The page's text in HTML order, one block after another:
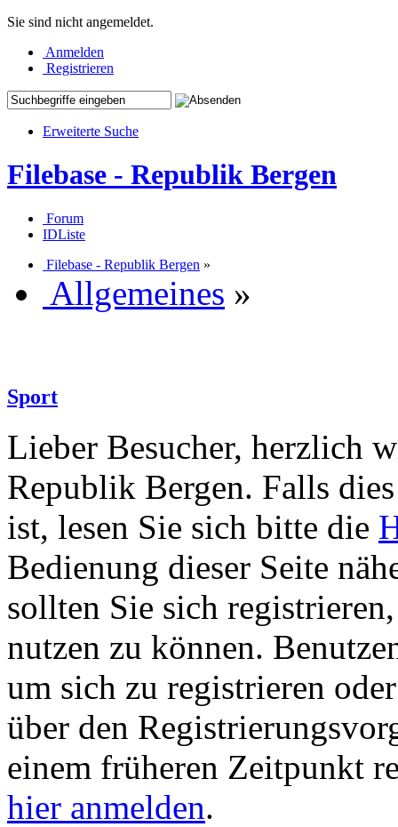
Sie sind nicht angemeldet.
Anmelden
Registrieren
Erweiterte Suche
Filebase - Republik Bergen
Forum
IDListe
Filebase - Republik Bergen »
Allgemeines »
Sport
Lieber Besucher, herzlich
Republik Bergen. Falls
ist, lesen Sie sich bitte die
Bedienung dieser Seite
sollten Sie sich
nutzen zu können.
um sich zu registrieren
über den
einem früheren Zeitpunkt
hier anmelden.